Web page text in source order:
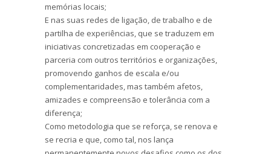
memórias locais;
E nas suas redes de ligação, de trabalho e de
partilha de experiências, que se traduzem em
iniciativas concretizadas em cooperação e
parceria com outros territórios e organizações,
promovendo ganhos de escala e/ou
complementaridades, mas também afetos,
amizades e compreensão e tolerância com a
diferença;
Como metodologia que se reforça, se renova e
se recria e que, como tal, nos lança